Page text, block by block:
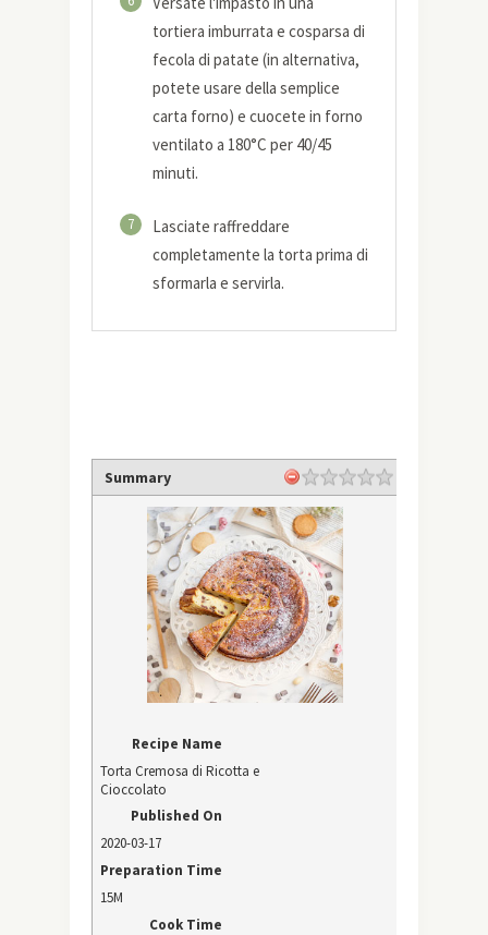
tortiera imburrata e cosparsa di
fecola di patate (in alternativa,
potete usare della semplice
carta forno) e cuocete in forno
ventilato a 180°C per 40/45
minuti.
7
Lasciate raffreddare
completamente la torta prima di
sformarla e servirla.
Summary
Recipe Name
Torta Cremosa di Ricotta e
Cioccolato
Published On
2020-03-17
Preparation Time
15M
Cook Time